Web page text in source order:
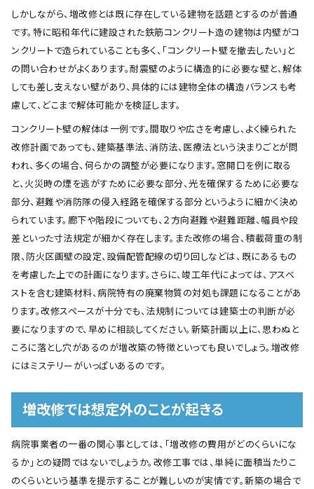
しかしながら、増改修とは既に存在している建物を話題とするのが普通
です。特に昭和年代に建設された鉄筋コンクリート造の建物は内壁がコ
ンクリートで造られていることも多く、「コンクリート壁を撤去したい」と
の問い合わせがよくあります。耐震壁のように構造的に必要な壁と、解体
しても差し支えない壁があり、具体的には建物全体の構造バランスも考
慮して、どこまで解体可能かを検証します。
コンクリート壁の解体は一例です。間取りや広さを考慮し、よく練られた
改修計画であっても、建築基準法、消防法、医療法という決まりごとが問
われ、多くの場合、何らかの調整が必要になります。窓開口を例に取る
と、火災時の煙を逃がすために必要な部分、光を確保するために必要な
部分、避難や消防隊の侵入経路を確保する部分というように細かく決め
られています。廊下や階段についても、２方向避難や避難距離、幅員や段
差といった寸法規定が細かく存在します。また改修の場合、積載荷重の制
限、防火区画壁の設定、設備配管配線の切り回しなどは、既にあるもの
を考慮した上での計画になります。さらに、竣工年代によっては、アスベ
ストを含む建築材料、病院特有の廃棄物質の対処も課題になることがあ
ります。改修スペースが十分でも、法規制については建築士の判断が必
要になりますので、早めに相談してください。新築計画以上に、思わぬと
ころに落とし穴があるのが増改築の特徴といっても良いでしょう。増改修
にはミステリーがいっぱいあるのです。
増改修では想定外のことが起きる
病院事業者の一番の関心事としては、「増改修の費用がどのくらいにな
るか」との疑問ではないでしょうか。改修工事では、単純に面積当たりこ
のくらいという基準を提示することが難しいのが実情です。新築の場合で